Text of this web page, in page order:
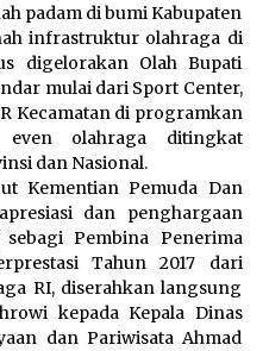
Apresiasi
Layanan Hukum
Pencatatan Hak
Kini Rp0
2026
Malut Semarakkan HUT
Pengayoman ke-81
Walk di Ternate
2026
padam di bumi Kabupaten
infrastruktur olahraga di
digelorakan Olah Bupati
mulai dari Sport Center,
Kecamatan di programkan
even olahraga ditingkat
dan Nasional.
Kementian Pemuda Dan
dan penghargaan
Pembina Penerima
Tahun 2017 dari
RI, diserahkan langsung
kepada Kepala Dinas
dan Pariwisata Ahmad